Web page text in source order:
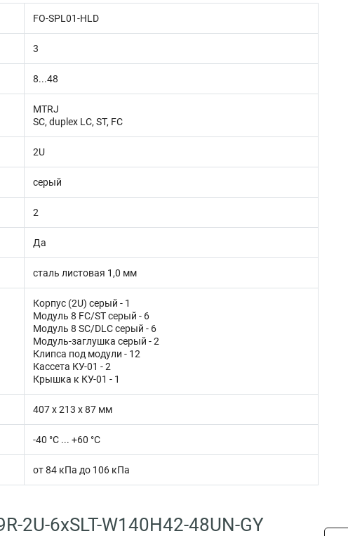
FO-SPL01-HLD
3
8...48
MTRJ
SC, duplex LC, ST, FC
2U
серый
2
Да
сталь листовая 1,0 мм
Корпус (2U) серый - 1
Модуль 8 FC/ST серый - 6
Модуль 8 SC/DLC серый - 6
Модуль-заглушка серый - 2
Клипса под модули - 12
Кассета КУ-01 - 2
Крышка к КУ-01 - 1
407 х 213 х 87 мм
-40 °C ... +60 °C
от 84 кПа до 106 кПа
2U-6xSLT-W140H42-48UN-GY